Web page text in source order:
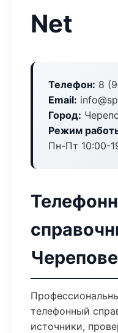
Net
Телефон: 8
Email:
Город:
Режим
Пн-Пт 10:00-
телефонный
источники,